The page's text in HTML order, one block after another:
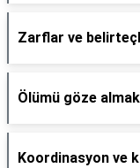
Zarflar ve
Ölümü göze
Koordinasyon ve